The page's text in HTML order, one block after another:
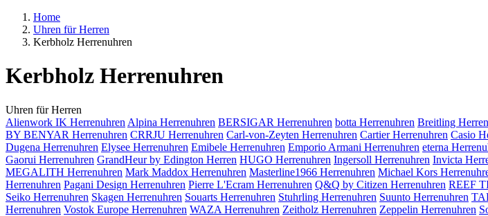
Home
Uhren für Herren
Kerbholz Herrenuhren
Kerbholz Herrenuhren
Uhren für Herren
Alienwork IK Herrenuhren Alpina Herrenuhren BERSIGAR Herrenuhren botta Herrenuhren Breitling
BY BENYAR Herrenuhren CRRJU Herrenuhren Carl-von-Zeyten Herrenuhren Cartier Herrenuhren Casio
Dugena Herrenuhren Elysee Herrenuhren Emibele Herrenuhren Emporio Armani Herrenuhren eterna
Gaorui Herrenuhren GrandHeur by Edington Herren HUGO Herrenuhren Ingersoll Herrenuhren Invicta
MEGALITH Herrenuhren Mark Maddox Herrenuhren Masterline1966 Herrenuhren Michael Kors
Herrenuhren Pagani Design Herrenuhren Pierre L'Ecram Herrenuhren Q&Q by Citizen Herrenuhren REEF
Seiko Herrenuhren Skagen Herrenuhren Souarts Herrenuhren Stuhrling Herrenuhren Suunto Herrenuhren
Herrenuhren Vostok Europe Herrenuhren WAZA Herrenuhren Zeitholz Herrenuhren Zeppelin Herrenuhren